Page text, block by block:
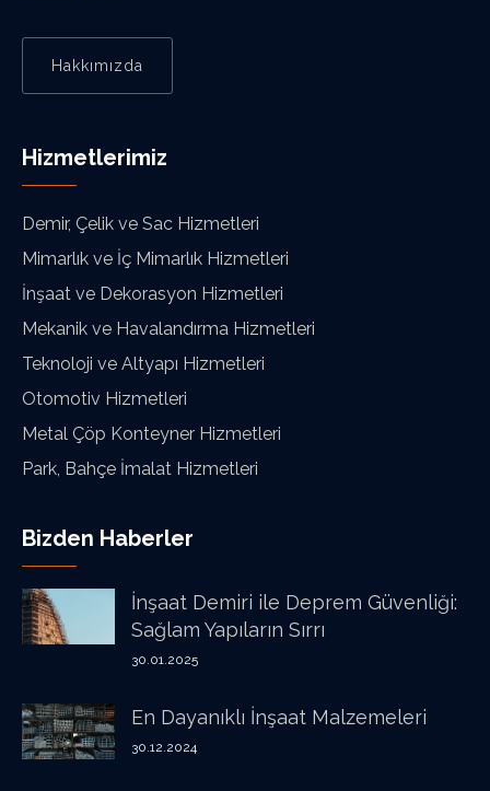
Hakkımızda
Hizmetlerimiz
Demir, Çelik ve Sac Hizmetleri
Mimarlık ve İç Mimarlık Hizmetleri
İnşaat ve Dekorasyon Hizmetleri
Mekanik ve Havalandırma Hizmetleri
Teknoloji ve Altyapı Hizmetleri
Otomotiv Hizmetleri
Metal Çöp Konteyner Hizmetleri
Park, Bahçe İmalat Hizmetleri
Bizden Haberler
İnşaat Demiri ile Deprem Güvenliği:
Sağlam Yapıların Sırrı
30.01.2025
En Dayanıklı İnşaat Malzemeleri
30.12.2024